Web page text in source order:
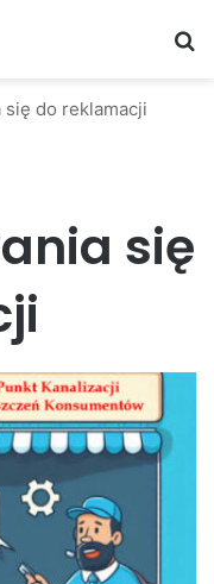
do reklamacji
się